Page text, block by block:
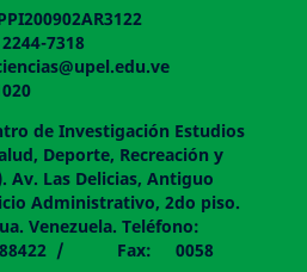
7318
de Investigación Estudios
Deporte, Recreación y
Av. Las Delicias, Antiguo
Administrativo, 2do piso.
Venezuela. Teléfono:
/ Fax: 0058